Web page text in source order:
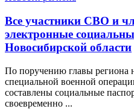
Все участники СВО и
электронные
Новосибирской области
По поручению главы региона
специальной военной
составлены социальные
своевременно ...